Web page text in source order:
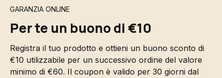
GARANZIA ONLINE
Per te un buono di €10
Registra il tuo prodotto e ottieni un buono sconto di
€10 utilizzabile per un successivo ordine del valore
minimo di €60. Il coupon è valido per 30 giorni dal